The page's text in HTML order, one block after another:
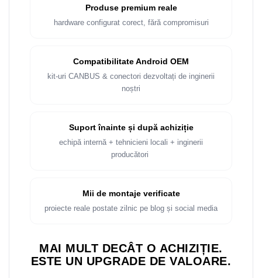
Rame adaptoare Dacia
Rame adaptoare BMW
Rame adaptoare Volvo
Rame Adaptoare Porsche
Rame adaptoare Citroen
Produse premium reale
hardware configurat corect, fără compromisuri
Compatibilitate Android OEM
kit-uri CANBUS & conectori dezvoltați de inginerii
noștri
Suport înainte și după achiziție
echipă internă + tehnicieni locali + inginerii
producători
Mii de montaje verificate
proiecte reale postate zilnic pe blog și social media
MAI MULT DECÂT O ACHIZIȚIE.
ESTE UN UPGRADE DE VALOARE.